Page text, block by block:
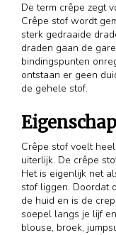
De term crêpe zegt
Crêpe stof wordt
sterk gedraaide
draden gaan de
bindingspunten
ontstaan er geen
de gehele stof.
Crêpe stof voelt
uiterlijk. De crêpe
Het is eigenlijk net
stof liggen. Doordat
de huid en is de
soepel langs je lijf
blouse, broek,